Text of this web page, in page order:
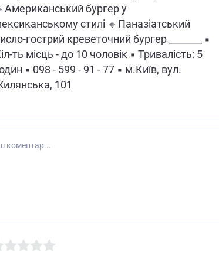
бургер у
стилі 🔸Паназіатський
гострий креветочний бургер _______ ▪
ть місць - до 10 чоловік ▪ Тривалість: 5
▪ 098 - 599 - 91 - 77 ▪ м.Київ, вул.
101
коментар...